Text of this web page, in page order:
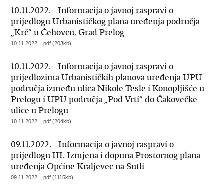
10.11.2022. - Informacija o javnoj raspravi o
prijedlogu Urbanističkog plana uređenja područja
„Krč“ u Čehovcu, Grad Prelog
10.11.2022. | pdf (203kb)
10.11.2022. - Informacija o javnoj raspravi o
prijedlozima Urbanističkih planova uređenja UPU
područja između ulica Nikole Tesle i Konopljišće u
Prelogu i UPU područja „Pod Vrti“ do Čakovečke
ulice u Prelogu
10.11.2022. | pdf (204kb)
09.11.2022. - Informacija o javnoj raspravi o
prijedlogu III. Izmjena i dopuna Prostornog plana
uređenja Općine Kraljevec na Sutli
09.11.2022. | pdf (1115kb)